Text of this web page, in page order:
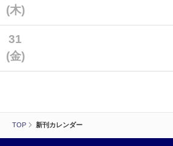
TOP 新刊カレンダー
(木)
31
(金)